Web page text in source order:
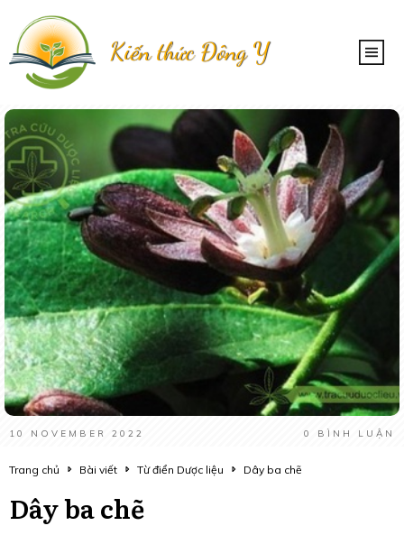
Kiến thức Đông Y
10 NOVEMBER 2022 0 BÌNH LUẬN
Trang chủ Bài viết Từ điển Dược liệu Dây ba chẽ
Dây ba chẽ